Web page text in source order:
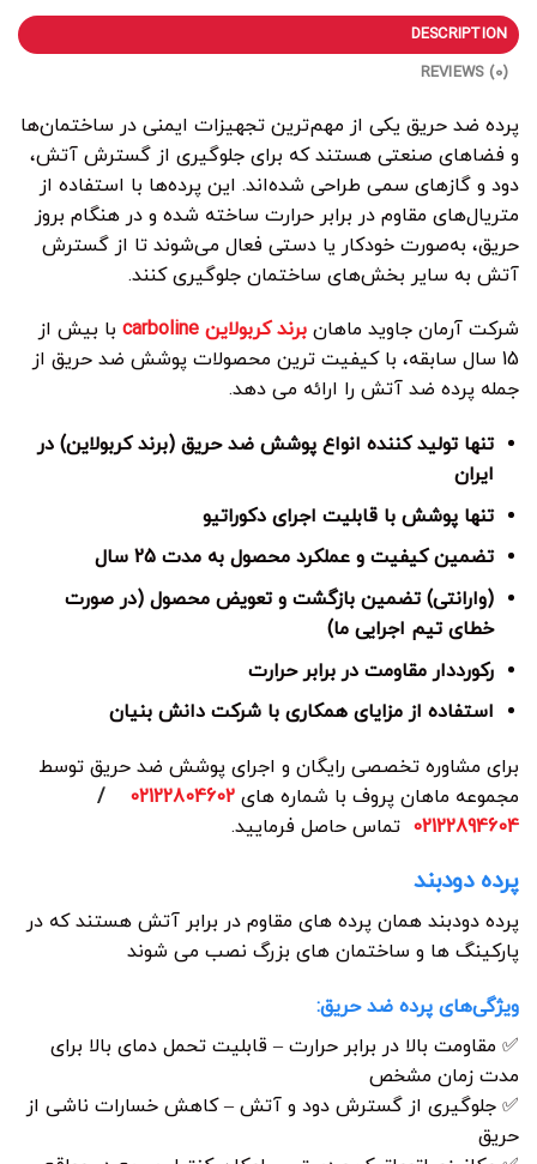
DESCRIPTION
REVIEWS (0)
پرده‌ ضد حریق یکی از مهم‌ترین تجهیزات ایمنی در ساختمان‌ها
و فضاهای صنعتی هستند که برای جلوگیری از گسترش آتش،
دود و گازهای سمی طراحی شده‌اند. این پرده‌ها با استفاده از
متریال‌های مقاوم در برابر حرارت ساخته شده و در هنگام بروز
حریق، به‌صورت خودکار یا دستی فعال می‌شوند تا از گسترش
آتش به سایر بخش‌های ساختمان جلوگیری کنند.
شرکت آرمان جاوید ماهان برند کربولاین carboline
با بیش از
15 سال سابقه، با کیفیت ترین محصولات پوشش ضد حریق از
جمله پرده ضد آتش را ارائه می دهد.
تنها تولید کننده انواع پوشش ضد حریق (برند کربولاین) در
ایران
تنها پوشش با قابلیت اجرای دکوراتیو
تضمین کیفیت و عملکرد محصول به مدت 25 سال
(وارانتی) تضمین بازگشت و تعویض محصول (در صورت
خطای تیم اجرایی ما)
رکورددار مقاومت در برابر حرارت
استفاده از مزایای همکاری با شرکت دانش بنیان
برای مشاوره تخصصی رایگان و اجرای پوشش ضد حریق توسط
مجموعه ماهان پروف با شماره های 02122804602
/
02122894604 تماس حاصل فرمایید.
پرده دودبند
پرده دودبند همان پرده های مقاوم در برابر آتش هستند که در
پارکینگ ها و ساختمان های بزرگ نصب می شوند
ویژگی‌های پرده ضد حریق:
✅ مقاومت بالا در برابر حرارت – قابلیت تحمل دمای بالا برای
مدت زمان مشخص
✅ جلوگیری از گسترش دود و آتش – کاهش خسارات ناشی از
حریق